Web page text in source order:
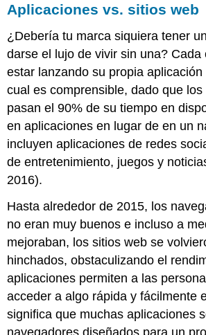
Aplicaciones vs. sitios web
¿Debería tu marca siquiera tener
darse el lujo de vivir sin una? Cada
estar lanzando su propia
cual es comprensible, dado que
pasan el 90% de su tiempo en
en aplicaciones en lugar de en un
incluyen aplicaciones de redes
de entretenimiento, juegos y
2016).
Hasta alrededor de 2015, los
no eran muy buenos e incluso a
mejoraban, los sitios web se
hinchados, obstaculizando el
aplicaciones permiten a las
acceder a algo rápida y fácilmente
significa que muchas aplicaciones